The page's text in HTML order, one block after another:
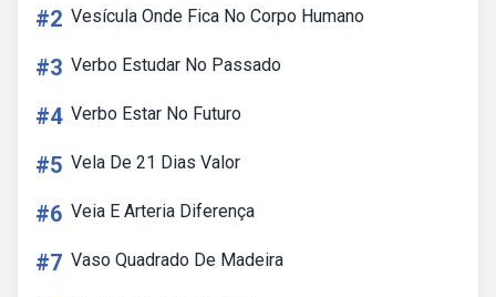
#2 Vesícula Onde Fica No Corpo Humano
#3 Verbo Estudar No Passado
#4 Verbo Estar No Futuro
#5 Vela De 21 Dias Valor
#6 Veia E Arteria Diferença
#7 Vaso Quadrado De Madeira